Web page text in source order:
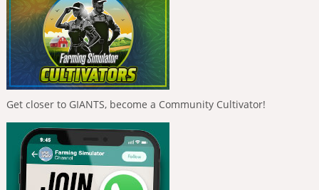
Get closer to GIANTS, become a Community Cultivator!